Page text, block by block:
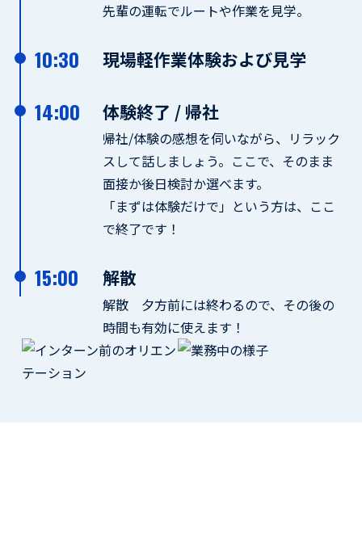
先輩の運転でルートや作業を見学。
10:30 現場軽作業体験および見学
14:00 体験終了 / 帰社
帰社/体験の感想を伺いながら、リラック
スして話しましょう。 ここで、そのまま
面接か後日検討か選べます。
「まずは体験だけで」という方は、ここ
で終了です！
15:00 解散
解散 夕方前には終わるので、その後の
時間も有効に使えます！